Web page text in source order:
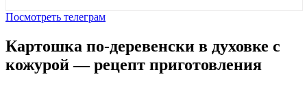
Посмотреть телеграм
Картошка по-деревенски в духовке с
кожурой — рецепт приготовления